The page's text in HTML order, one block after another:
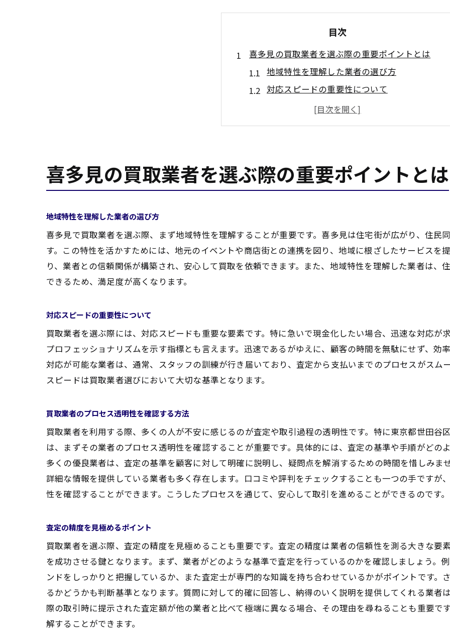
目次
喜多見の買取業者を選ぶ際の重要ポイントとは
地域特性を理解した業者の選び方
対応スピードの重要性について
買取業者のプロセス透明性を確認する方法
査定の精度を見極めるポイント
透明性と信頼性が求められる買取業者選び
口コミ評価の役割とその活用法
相見積もりでわかる業者の違い
透明性を確保するための具体的な質問
信頼できる業者を見極めるサイン
口コミを正しく解釈する技術
ネガティブなレビューの読み方
口コミを元にした賢い業者選び
市場価格と比較する際の注意点
査定価格の根拠を確認する方法
価格交渉のポイントとコツ
透明性のある価格提示の重要性
スタッフ対応でわかる信頼できる買取業者
スタッフの専門性と知識の確認
親切な対応がもたらす安心感
初めての依頼でも安心な説明力
問題解決能力を見極める方法
喜多見の買取業者を選ぶ際の重要ポイントとは
地域特性を理解した業者の選び方
喜多見で買取業者を選ぶ際、まず地域特性を理解することが重要です。喜多見は住宅街が広がり、住民
す。この特性を活かすためには、地元のイベントや商店街との連携を図り、地域に根ざしたサービスを
り、業者との信頼関係が構築され、安心して買取を依頼できます。また、地域特性を理解した業者は、
できるため、満足度が高くなります。
対応スピードの重要性について
買取業者を選ぶ際には、対応スピードも重要な要素です。特に急いで現金化したい場合、迅速な対応が
プロフェッショナリズムを示す指標とも言えます。迅速であるがゆえに、顧客の時間を無駄にせず、効
対応が可能な業者は、通常、スタッフの訓練が行き届いており、査定から支払いまでのプロセスがスム
スピードは買取業者選びにおいて大切な基準となります。
買取業者のプロセス透明性を確認する方法
買取業者を利用する際、多くの人が不安に感じるのが査定や取引過程の透明性です。特に東京都世田谷
は、まずその業者のプロセス透明性を確認することが重要です。具体的には、査定の基準や手順がどの
多くの優良業者は、査定の基準を顧客に対して明確に説明し、疑問点を解消するための時間を惜しみ
詳細な情報を提供している業者も多く存在します。口コミや評判をチェックすることも一つの手ですが
性を確認することができます。こうしたプロセスを通じて、安心して取引を進めることができるのです。
査定の精度を見極めるポイント
買取業者を選ぶ際、査定の精度を見極めることも重要です。査定の精度は業者の信頼性を測る大きな要
を成功させる鍵となります。まず、業者がどのような基準で査定を行っているのかを確認しましょう。
ンドをしっかりと把握しているか、また査定士が専門的な知識を持ち合わせているかがポイントです。
るかどうかも判断基準となります。質問に対して的確に回答し、納得のいく説明を提供してくれる業者
際の取引時に提示された査定額が他の業者と比べて極端に異なる場合、その理由を尋ねることも重要で
解することができます。